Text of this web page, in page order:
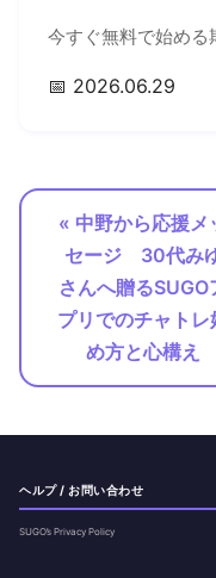
今すぐ無料で始める
📅 2026.06.29
« 中野から応援メ
セージ 30代み
さんへ贈るSUGO
プリでのチャトレ
め方と心構え
ヘルプ / お問い合わせ
SUGO’s Privacy Policy